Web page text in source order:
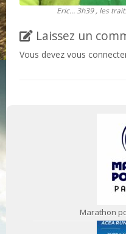
Eric… 3h39 , les
Laissez un
Vous devez vous
Marathon